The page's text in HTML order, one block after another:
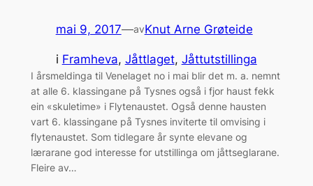
mai 9, 2017—avKnut Arne Grøteide
i Framheva, Jåttlaget, Jåttutstillinga
I årsmeldinga til Venelaget no i mai blir det m. a. nemnt
at alle 6. klassingane på Tysnes også i fjor haust fekk
ein «skuletime» i Flytenaustet. Også denne hausten
vart 6. klassingane på Tysnes inviterte til omvising i
flytenaustet. Som tidlegare år synte elevane og
lærarane god interesse for utstillinga om jåttseglarane.
Fleire av…